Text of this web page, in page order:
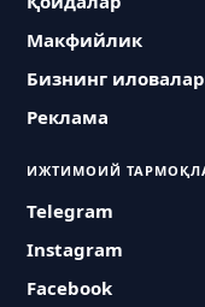
Макфийлик
Бизнинг иловалар
Реклама
ИЖТИМОИЙ
Telegram
Instagram
Facebook